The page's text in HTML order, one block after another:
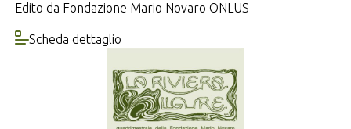
Edito da Fondazione Mario Novaro ONLUS
Scheda dettaglio